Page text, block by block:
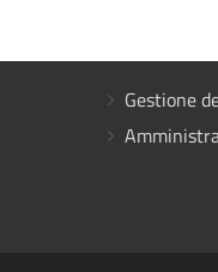
Gestione